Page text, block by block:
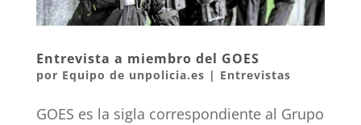
Entrevista a miembro del GOES
por Equipo de unpolicia.es | Entrevistas
GOES es la sigla correspondiente al Grupo